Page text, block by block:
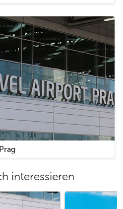
interessieren